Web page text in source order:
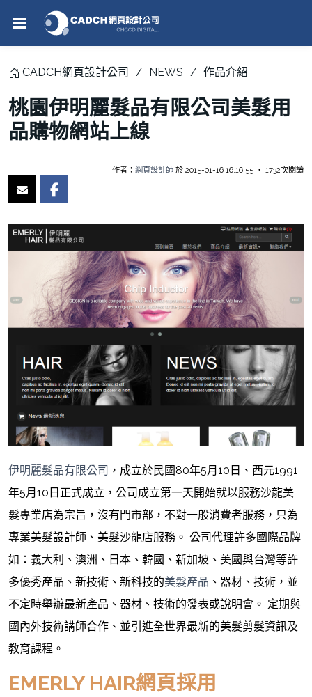
CADCH網頁設計公司 NEWS 作品介紹
桃園伊明麗髮品有限公司美髮用
品購物網站上線
作者： 網頁設計師 於 2015-01-16 16:16:55 ‧ 1732次閱讀
伊明麗髮品有限公司 ，成立於民國80年5月10日、西元1991
年5月10日正式成立，公司成立第一天開始就以服務沙龍美
髮專業店為宗旨，沒有門市部，不對一般消費者服務，只為
專業美髮設計師、美髮沙龍店服務。 公司代理許多國際品牌
如：義大利、澳洲、日本、韓國、新加坡、美國與台灣等許
多優秀產品、新技術、新科技的美髮產品 、器材、技術，並
不定時舉辦最新產品、器材、技術的發表或說明會。 定期與
國內外技術講師合作、並引進全世界最新的美髮剪髮資訊及
教育課程。
EMERLY HAIR網頁採用